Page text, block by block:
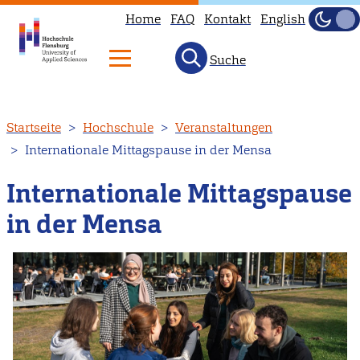
zum
Inhalt
Home FAQ Kontakt English
Hell
Suche
Startseite Hochschule
Veranstaltungen
Internationale Mittagspause in der Mensa
Internationale Mittagspause
in der Mensa